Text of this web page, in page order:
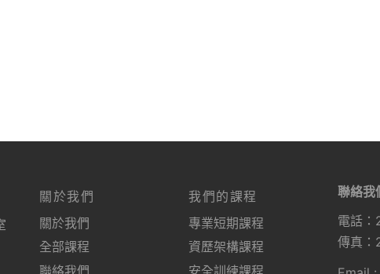
關於我們
關於我們
全部課程
聯絡我們
我們的課程
專業短期課程
資歷架構課程
安全訓練課程
聯絡我
電話
傳真